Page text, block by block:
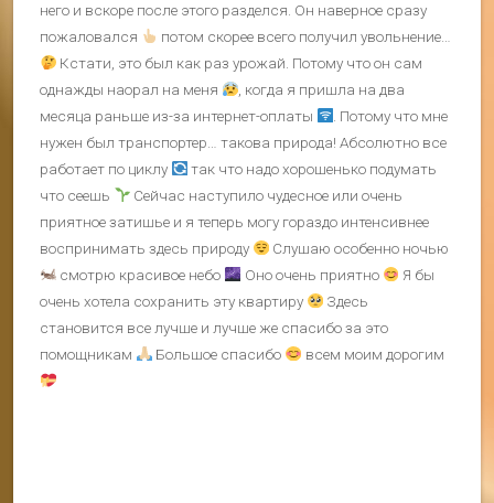
него и вскоре после этого разделся. Он наверное сразу
пожаловался
потом скорее всего получил увольнение…
Кстати, это был как раз урожай. Потому что он сам
однажды наорал на меня
, когда я пришла на два
месяца раньше из-за интернет-оплаты
. Потому что мне
нужен был транспортер… такова природа! Абсолютно все
работает по циклу
так что надо хорошенько подумать
что сеешь
Сейчас наступило чудесное или очень
приятное затишье и я теперь могу гораздо интенсивнее
воспринимать здесь природу
Слушаю особенно ночью
смотрю красивое небо
Оно очень приятно
Я бы
очень хотела сохранить эту квартиру
Здесь
становится все лучше и лучше же спасибо за это
помощникам
Большое спасибо всем моим дорогим